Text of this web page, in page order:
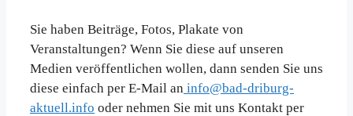
Sie haben Beiträge, Fotos, Plakate von
Veranstaltungen? Wenn Sie diese auf unseren
Medien veröffentlichen wollen, dann senden Sie uns
diese einfach per E-Mail an info@bad-driburg-
aktuell.info oder nehmen Sie mit uns Kontakt per